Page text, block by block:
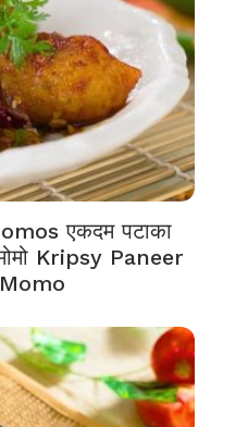
एकदम पटाका
Kripsy Paneer